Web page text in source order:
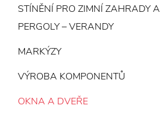
STÍNĚNÍ PRO ZIMNÍ ZAHRADY A
PERGOLY – VERANDY
MARKÝZY
VÝROBA KOMPONENTŮ
OKNA A DVEŘE